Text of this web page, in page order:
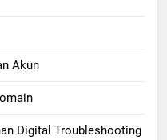
Akun
Digital Troubleshooting